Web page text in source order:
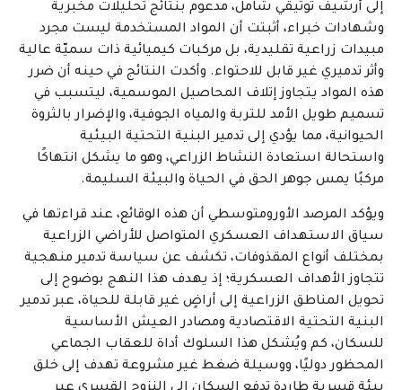
إلى أرشيف توثيقي شامل، مدعوم بنتائج تحليلات مخبرية
وشهادات خبراء، أثبتت أن المواد المستخدمة ليست مجرد
مبيدات زراعية تقليدية، بل مركبات كيميائية ذات سميّة عالية
وأثر تدميري غير قابل للاحتواء. وأكدت النتائج في حينه أن ضرر
هذه المواد يتجاوز إتلاف المحاصيل الموسمية، ليتسبب في
تسميم طويل الأمد للتربة والمياه الجوفية، والإضرار بالثروة
الحيوانية، مما يؤدي إلى تدمير البنية التحتية البيئية
واستحالة استعادة النشاط الزراعي، وهو ما يشكل انتهاكًا
مركبًا يمس جوهر الحق في الحياة والبيئة السليمة.
ويؤكد المرصد الأورومتوسطي أن هذه الوقائع، عند قراءتها في
سياق الاستهداف العسكري المتواصل للأراضي الزراعية
بمختلف أنواع المقذوفات، تكشف عن سياسة تدمير منهجية
تتجاوز الأهداف العسكرية؛ إذ يهدف هذا النهج بوضوح إلى
تحويل المناطق الزراعية إلى أراضٍ غير قابلة للحياة، عبر تدمير
البنية التحتية الاقتصادية ومصادر العيش الأساسية
للسكان، كم ويُشكل هذا السلوك أداة للعقاب الجماعي
المحظور دوليًا، ووسيلة ضغط غير مشروعة تهدف إلى خلق